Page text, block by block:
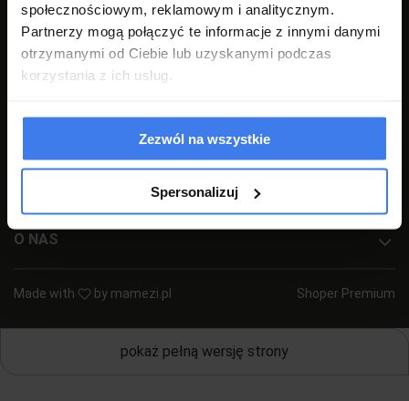
społecznościowym, reklamowym i analitycznym.
Partnerzy mogą połączyć te informacje z innymi danymi
otrzymanymi od Ciebie lub uzyskanymi podczas
korzystania z ich usług.
Zezwól na wszystkie
Spersonalizuj
+48 77 540 78 47(pon-pt 7:00-17:00)
sklep@emwomeble.pl
PŁATNOŚCI I DOSTAWA
O NAS
Made with by mamezi.pl Shoper Premium
pokaż pełną wersję strony